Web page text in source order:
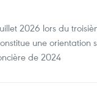
2026 lors du
une orientation
de 2024